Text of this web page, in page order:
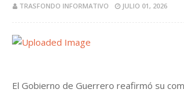
TRASFONDO INFORMATIVO JULIO 01, 2026
El Gobierno de Guerrero reafirmó su